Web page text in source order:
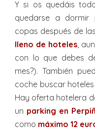
Y si os quedáis
quedarse a
copas después de
lleno de hoteles ,
con lo que debes
mes?). También
coche buscar
Hay oferta hotelera
un parking en
como máximo 12